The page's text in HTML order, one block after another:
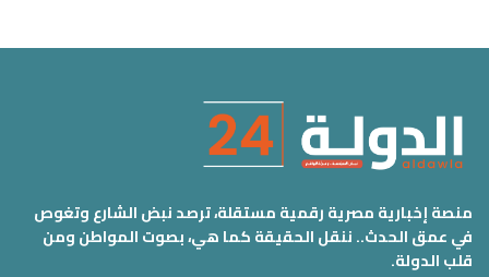
منصة إخبارية مصرية رقمية مستقلة، ترصد نبض الشارع وتغوص
في عمق الحدث.. ننقل الحقيقة كما هي، بصوت المواطن ومن
قلب الدولة.